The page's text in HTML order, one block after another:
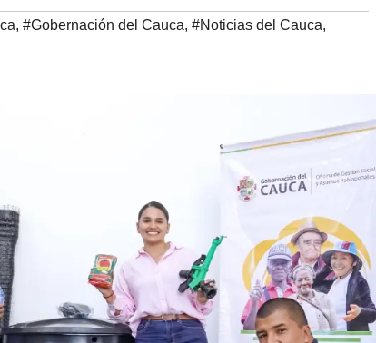
, #Gobernación del Cauca, #Noticias del Cauca,